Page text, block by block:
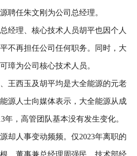
聘任朱文刚为公司总经理。
经理、核心技术人员胡平也因个人
不再担任公司任何职务。同时，大
璋为公司核心技术人员。
王西玉及胡平均是大全能源的元老
源人士向媒体表示，大全能源从成
年，高管团队基本没有发生变化。
却人事变动频频。仅2023年离职的